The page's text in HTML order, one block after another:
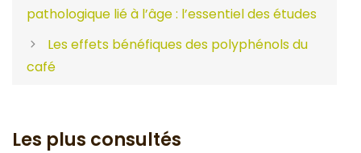
pathologique lié à l’âge : l’essentiel des études
Les effets bénéfiques des polyphénols du
café
Les plus consultés